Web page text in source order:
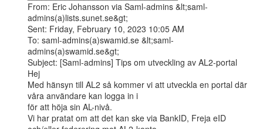
From: Eric Johansson via Saml-admins &lt;saml-
admins(a)lists.sunet.se&gt;
Sent: Friday, February 10, 2023 10:05 AM
To: saml-admins(a)swamid.se &lt;saml-
admins(a)swamid.se&gt;
Subject: [Saml-admins] Tips om utveckling av AL2-portal
Hej
Med hänsyn till AL2 så kommer vi att utveckla en portal där
våra användare kan logga in i
för att höja sin AL-nivå.
Vi har pratat om att det kan ske via BankID, Freja eID